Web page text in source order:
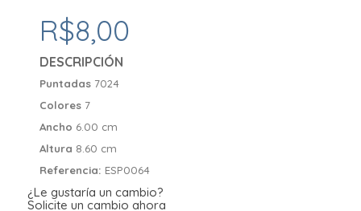
R$8,00
DESCRIPCIÓN
Puntadas 7024
Colores 7
Ancho 6.00 cm
Altura 8.60 cm
Referencia: ESP0064
¿Le gustaría un cambio?
Solicite un cambio ahora